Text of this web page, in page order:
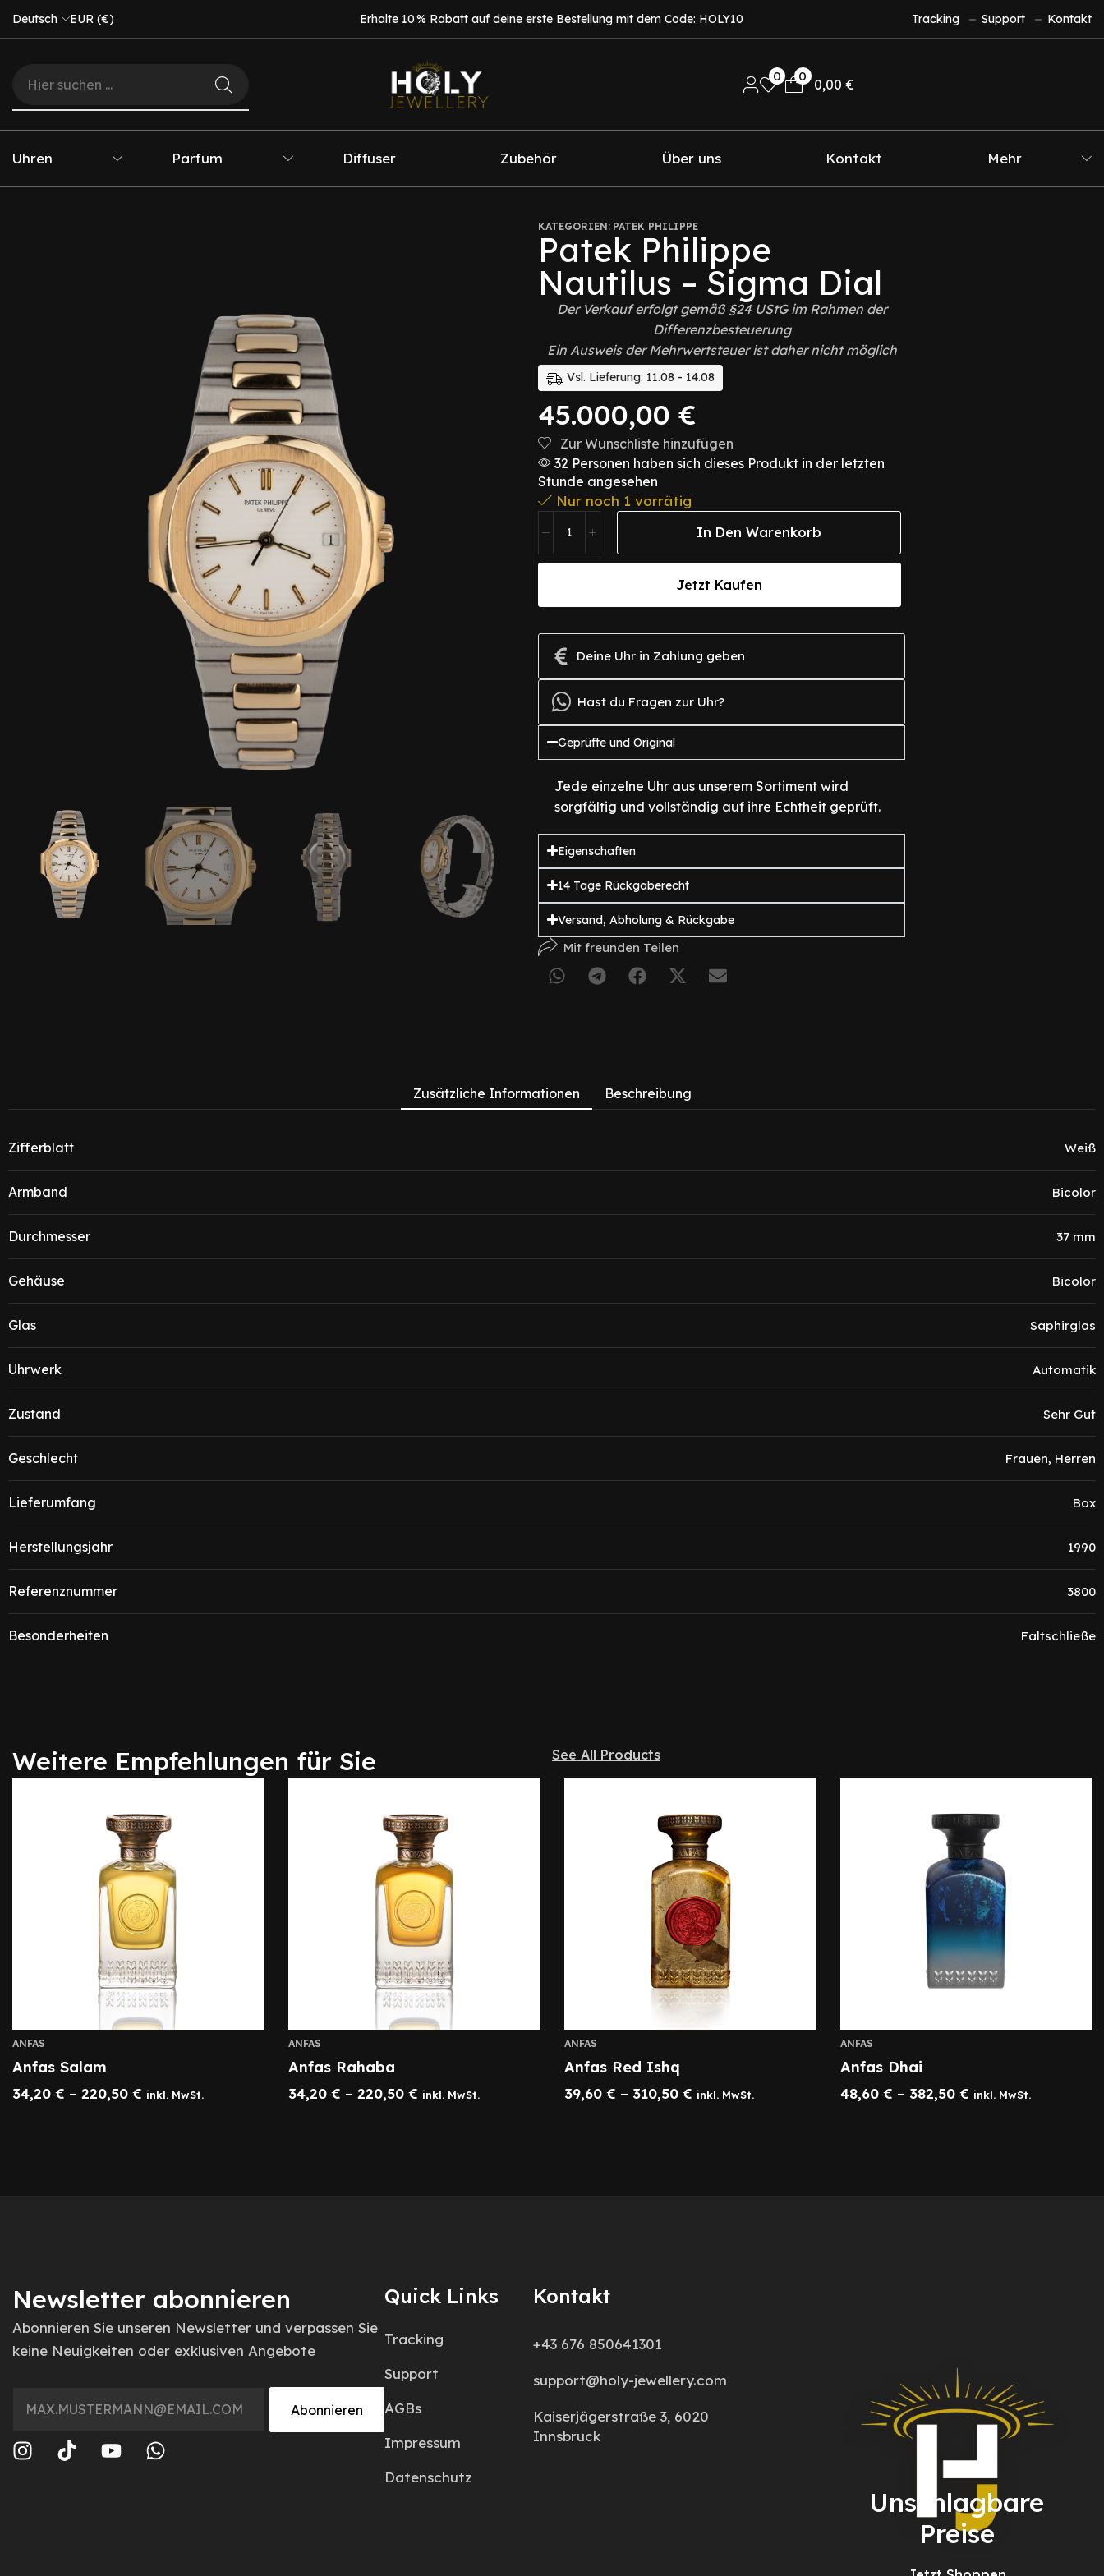
Deutsch EUR (€) Erhalte 10 % Rabatt auf deine erste Bestellung mit dem Code: HOLY10 Tracking Support Kontakt
0 0
0,00 €
Uhren Parfum Diffuser Zubehör Über uns Kontakt Mehr
KATEGORIEN: PATEK PHILIPPE
Patek Philippe
Nautilus – Sigma Dial
Der Verkauf erfolgt gemäß §24 UStG im Rahmen der
Differenzbesteuerung
Ein Ausweis der Mehrwertsteuer ist daher nicht möglich
Vsl. Lieferung: 11.08 - 14.08
45.000,00€
Zur Wunschliste hinzufügen
32 Personen haben sich dieses Produkt in der letzten
Stunde angesehen
Nur noch 1 vorrätig
In Den Warenkorb
Jetzt Kaufen
Deine Uhr in Zahlung geben
Hast du Fragen zur Uhr?
Geprüfte und Original
Jede einzelne Uhr aus unserem Sortiment wird
sorgfältig und vollständig auf ihre Echtheit geprüft.
Eigenschaften
14 Tage Rückgaberecht
Versand, Abholung & Rückgabe
Mit freunden Teilen
Zusätzliche Informationen Beschreibung
Zifferblatt Weiß
Armband Bicolor
Durchmesser 37 mm
Gehäuse Bicolor
Glas Saphirglas
Uhrwerk Automatik
Zustand Sehr Gut
Geschlecht Frauen, Herren
Lieferumfang Box
Herstellungsjahr 1990
Referenznummer 3800
Besonderheiten Faltschließe
Weitere Empfehlungen für Sie See All Products
ANFAS
Anfas Salam
34,20 € – 220,50 € inkl. MwSt.
ANFAS
Anfas Rahaba
34,20 € – 220,50 € inkl. MwSt.
ANFAS
Anfas Red Ishq
39,60 € – 310,50 € inkl. MwSt.
ANFAS
Anfas Dhai
48,60 € – 382,50 € inkl. MwSt.
Newsletter abonnieren
Abonnieren Sie unseren Newsletter und verpassen Sie
keine Neuigkeiten oder exklusiven Angebote
Abonnieren
Quick Links
Tracking
Support
AGBs
Impressum
Datenschutz
Kontakt
+43 676 850641301
support@holy-jewellery.com
Kaiserjägerstraße 3, 6020
Innsbruck
Unschlagbare
Preise